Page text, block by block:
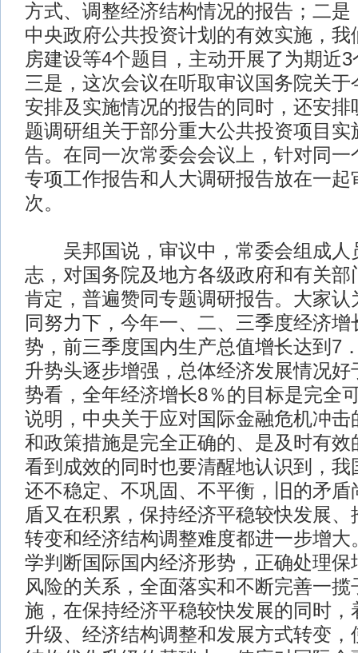
方式、调整经济结构情况的报告；二是
中央政府公共投资计划的有效实施，我
房建设等4个题目，主动开展了为期近
三是，这次会议在听取审议国务院关
安排及实施情况的报告的同时，还安排
题调研组关于部分重大公共投资项目实
告。在同一次常委会会议上，针对同一
专项工作报告和人大调研报告放在一起
次。
吴邦国说，审议中，常委会组成人
志，对国务院及地方各级政府和有关部
肯定，普遍赞同专题调研报告。大家认
同努力下，今年一、二、三季度经济
势，前三季度国内生产总值增长达到7
升势头逐步增强，总体经济发展情况好
势看，全年经济增长8％的目标是完全
说明，中央关于应对国际金融危机冲击
和政策措施是完全正确的、是及时有效
看到成效的同时也要清醒地认识到，我
还不稳定、不巩固、不平衡，旧的矛盾
盾又在积累，保持经济平稳较快发展
转变和经济结构调整难度都进一步增大
学判断国际国内经济形势，正确处理保
风险的关系，全面落实和不断完善一揽
施，在保持经济平稳较快发展的同时，
升级、经济结构调整和发展方式转变，